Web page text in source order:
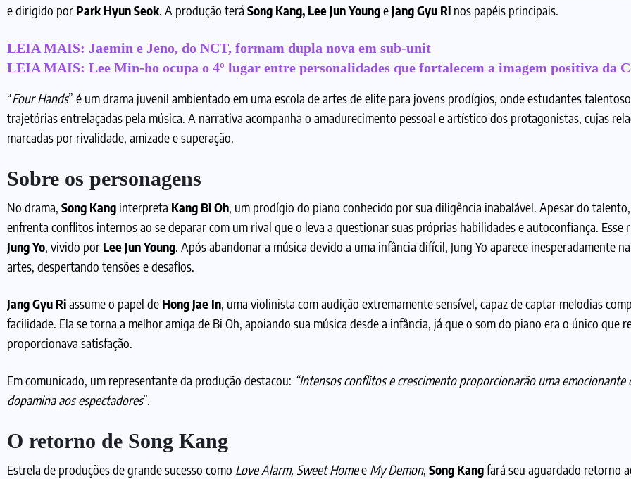
e dirigido por Park Hyun Seok. A produção terá Song Kang, Lee Jun Younge Jang Gyu Ri nos papéis principais.
LEIA MAIS: Jaemin e Jeno, do NCT, formam dupla nova em sub-unit
LEIA MAIS: Lee Min-ho ocupa o 4º lugar entre personalidades que fortalecem a imagem positiva da
“Four Hands” é um drama juvenil ambientado em uma escola de artes de elite para jovens prodígios, onde estudantes
trajetórias entrelaçadas pela música. A narrativa acompanha o amadurecimento pessoal e artístico dos protagonistas, cujas
marcadas por rivalidade, amizade e superação.
Sobre os personagens
No drama, Song Kang interpreta Kang Bi Oh, um prodígio do piano conhecido por sua diligência inabalável. Apesar do
enfrenta conflitos internos ao se deparar com um rival que o leva a questionar suas próprias habilidades e autoconfiança. Esse
Jung Yo, vivido por Lee Jun Young. Após abandonar a música devido a uma infância difícil, Jung Yo aparece inesperadamente
artes, despertando tensões e desafios.
Jang Gyu Riassume o papel de Hong Jae In, uma violinista com audição extremamente sensível, capaz de captar melodias
facilidade. Ela se torna a melhor amiga de Bi Oh, apoiando sua música desde a infância, já que o som do piano era o único que
proporcionava satisfação.
Em comunicado, um representante da produção destacou: “Intensos conflitos e crescimento proporcionarão uma emocionante
dopamina aos espectadores”.
O retorno de Song Kang
Estrela de produções de grande sucesso como Love Alarm, Sweet Homee My Demon, Song Kangfará seu aguardado retorno